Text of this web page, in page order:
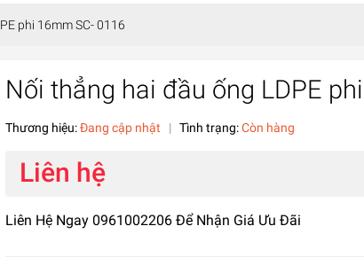
phi 16mm SC- 0116
Nối thẳng hai đầu ống LDPE
Thương hiệu:Đang cập nhật | Tình trạng:Còn hàng
Liên hệ
Liên Hệ Ngay 0961002206 Để Nhận Giá Ưu Đãi